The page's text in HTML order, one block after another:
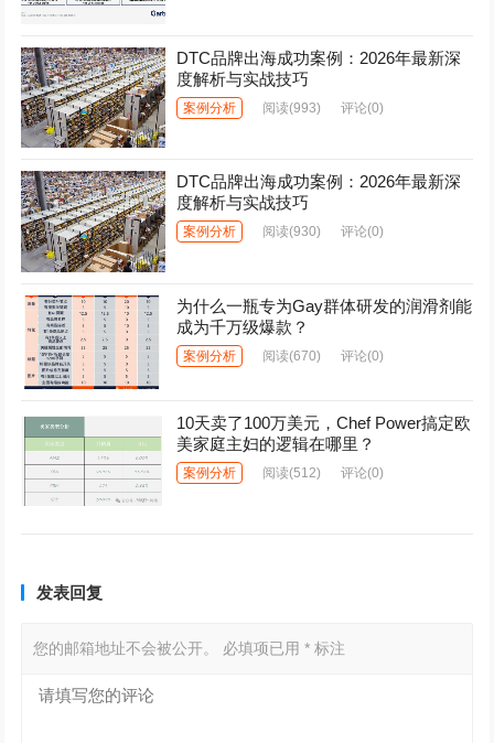
DTC品牌出海成功案例：2026年最新深
度解析与实战技巧
案例分析 阅读(993) 评论(0)
DTC品牌出海成功案例：2026年最新深
度解析与实战技巧
案例分析 阅读(930) 评论(0)
为什么一瓶专为Gay群体研发的润滑剂能
成为千万级爆款？
案例分析 阅读(670) 评论(0)
10天卖了100万美元，Chef Power搞定欧
美家庭主妇的逻辑在哪里？
案例分析 阅读(512) 评论(0)
发表回复
您的邮箱地址不会被公开。 必填项已用* 标注